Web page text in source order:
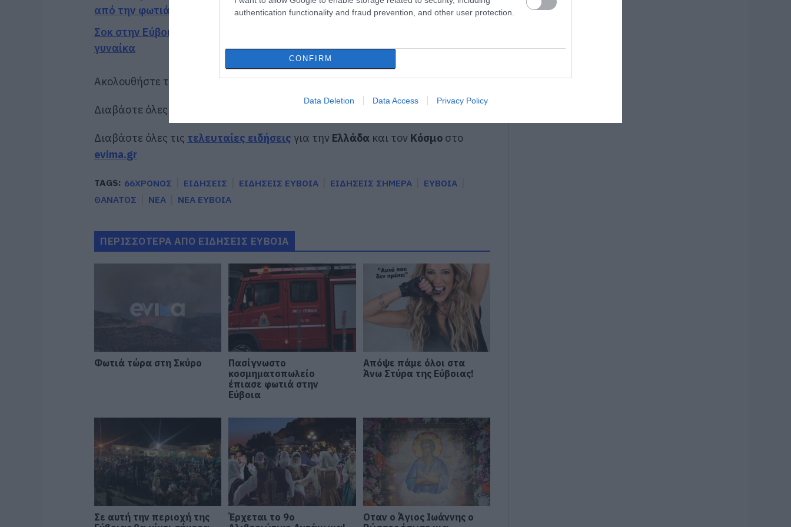
authentication functionality and fraud prevention, and other user protection.
CONFIRM
Data Deletion Data Access Privacy Policy
από την φωτιά
Σοκ στην Εύβοια: Κουκουλοφόρος εισέβαλε στο σπίτι – Στιγμές τρόμου για
γυναίκα
Ακολουθήστε το evima.gr στοGoogle News
Διαβάστε όλες τις
Διαβάστε όλες τις τελευταίες ειδήσεις για την Ελλάδα και τον Κόσμο στο
evima.gr
TAGS: 66ΧΡΟΝΟΣ ΕΙΔΗΣΕΙΣ ΕΙΔΗΣΕΙΣ ΕΥΒΟΙΑ ΕΙΔΗΣΕΙΣ ΣΗΜΕΡΑ
ΕΥΒΟΙΑ
ΘΑΝΑΤΟΣ
ΝΕΑ ΝΕΑ ΕΥΒΟΙΑ
ΠΕΡΙΣΣΟΤΕΡΑ ΑΠΟ ΕΙΔΗΣΕΙΣ ΕΥΒΟΙΑ
Φωτιά τώρα στη Σκύρο
Πασίγνωστο
κοσμηματοπωλείο
έπιασε φωτιά στην
Εύβοια
Απόψε πάμε όλοι στα
Άνω Στύρα της Εύβοιας!
Σε αυτή την περιοχή της
Έρχεται το 9ο
Οταν ο Άγιος Ιωάννης ο